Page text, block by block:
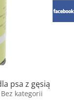
psa z gęsią
kategorii